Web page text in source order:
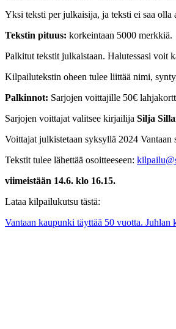
Yksi teksti per julkaisija, ja teksti ei saa olla
Tekstin pituus: korkeintaan 5000 merkkiä.
Palkitut tekstit julkaistaan. Halutessasi voit
Kilpailutekstin oheen tulee liittää nimi,
Palkinnot: Sarjojen voittajille 50€
Sarjojen voittajat valitsee kirjailija Silja
Voittajat julkistetaan syksyllä 2024
Tekstit tulee lähettää osoitteeseen:
viimeistään 14.6. klo 16.15.
Lataa kilpailukutsu tästä:
Vantaan kaupunki täyttää 50 vuotta.